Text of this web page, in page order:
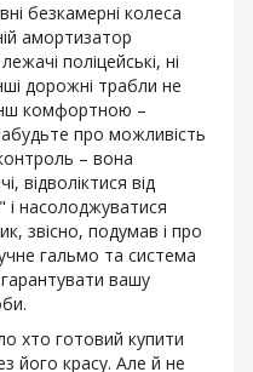
безкамерні колеса
амортизатор
поліцейські, ні
дорожні трабли не
комфортною –
про можливість
– вона
відволіктися від
і насолоджуватися
звісно, подумав і про
гальмо та система
вашу
хто готовий купити
його красу. Але й не